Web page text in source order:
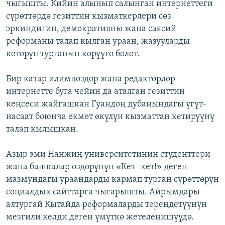
чыгышты. Кийин алынып салынган интернеттеги
сүрөттөрдө гезиттин кызматкерлери сөз
эркиндигин, демократияны жана саясий
реформаны талап кылган ураан, жазууларды
көтөрүп турганын көрүүгө болот.
Бир катар илимпоздор жана редакторлор
интернетте буга чейин да аталган гезиттин
кеңсеси жайгашкан Гуандоң дубанындагы үгүт-
насаат боюнча өкмөт өкүлүн кызматтан кетирүүнү
талап кылышкан.
Азыр эми Нанжиң университетинин студенттери
жана башкалар өздөрүнүн «Кет- кет!» деген
мазмундагы ураандарды кармап турган сүрөттөрүн
социалдык сайттарга чыгарышты. Айрымдары
алтургай Кытайда реформаларды тереңдетүүнүн
мезгили келди деген үмүткө жетеленишүүдө.